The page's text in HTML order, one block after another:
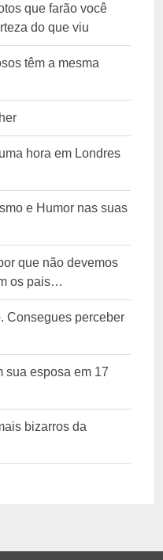
que farão você
do que viu
têm a mesma
hora em Londres
e Humor nas suas
que não devemos
os pais…
Consegues perceber
sua esposa em 17
bizarros da